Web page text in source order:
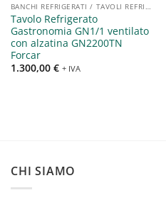
BANCHI REFRIGERATI / TAVOLI REFRIGERATI / SALADETTE
Tavolo Refrigerato
Gastronomia GN1/1 ventilato
con alzatina GN2200TN
Forcar
1.300,00 € + IVA
CHI SIAMO